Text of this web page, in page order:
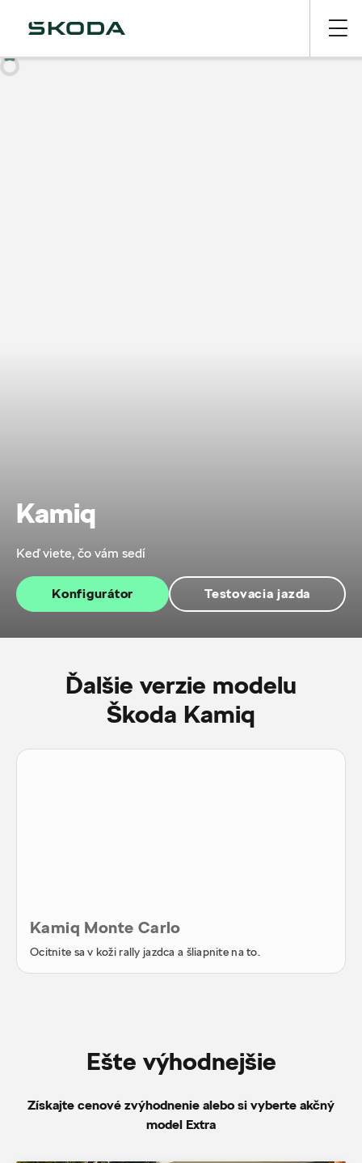
Kamiq
Keď viete, čo vám sedí
Konfigurátor Testovacia jazda
Ďalšie verzie modelu
Škoda Kamiq
Kamiq Monte Carlo
Ocitnite sa v koži rally jazdca a šliapnite na to.
Ešte výhodnejšie
Získajte cenové zvýhodnenie alebo si vyberte akčný
model Extra